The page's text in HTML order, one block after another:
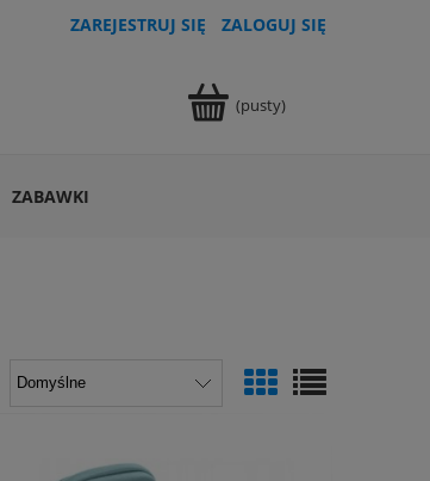
ZAREJESTRUJ SIĘ ZALOGUJ SIĘ
(pusty)
ZABAWKI